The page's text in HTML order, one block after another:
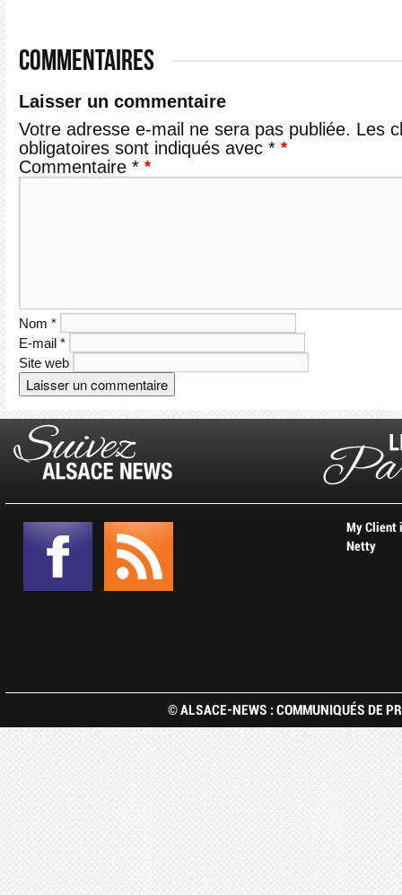
COMMENTAIRES
Laisser un commentaire
Votre adresse e-mail ne sera pas publiée. Les
obligatoires sont indiqués avec *
Commentaire *
Nom *
E-mail *
Site web
My Client
Netty
© ALSACE-NEWS : COMMUNIQUÉS DE